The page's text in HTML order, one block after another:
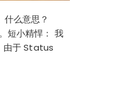
么意思？
短小精悍： 我
由于 Status